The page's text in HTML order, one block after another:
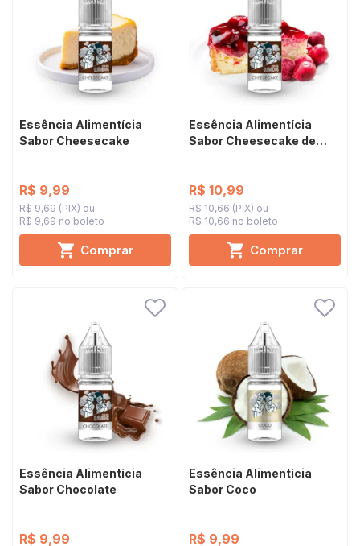
Essência Alimentícia
Sabor Cheesecake
R$ 9,99
R$ 9,69 (PIX)
R$ 9,69 no boleto
Comprar
Essência Alimentícia
Sabor Cheesecake de
R$ 10,99
R$ 10,66 (PIX)
R$ 10,66 no boleto
Comprar
Essência Alimentícia
Sabor Chocolate
R$ 9,99
Essência Alimentícia
Sabor Coco
R$ 9,99